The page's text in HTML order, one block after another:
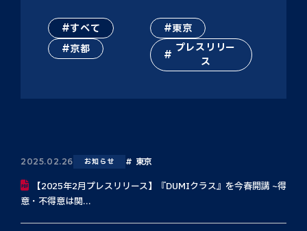
すべて
東京
京都
プレスリリー
ス
2025.02.26 お知らせ 東京
【2025年2月プレスリリース】『DUMIクラス』を今春開講 ~得
意・不得意は関...